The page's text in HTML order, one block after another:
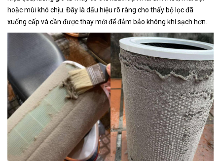
hoặc mùi khó chịu. Đây là dấu hiệu rõ ràng cho thấy bộ lọc đã
xuống cấp và cần được thay mới để đảm bảo không khí sạch hơn.